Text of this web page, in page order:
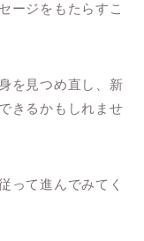
ージをもたらすこ
を見つめ直し、新
きるかもしれませ
って進んでみてく